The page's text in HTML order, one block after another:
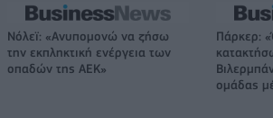
Νόλεϊ: «Ανυπομονώ να ζήσω
την εκπληκτική ενέργεια των
οπαδών της ΑΕΚ»
Πάρκερ:
ομάδας